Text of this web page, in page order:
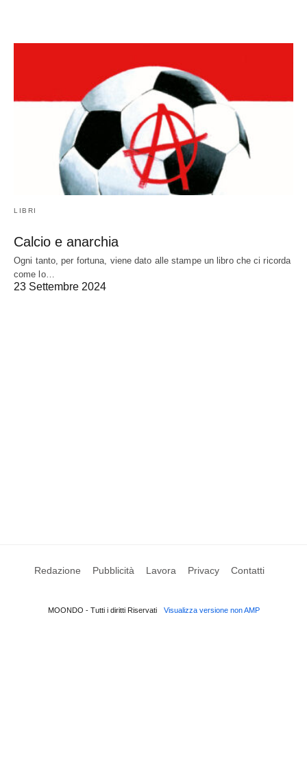
LIBRI
Calcio e anarchia
Ogni tanto, per fortuna, viene dato alle stampe un libro che ci ricorda
come lo…
23 Settembre 2024
Redazione Pubblicità Lavora Privacy Contatti
MOONDO - Tutti i diritti Riservati Visualizza versione non AMP